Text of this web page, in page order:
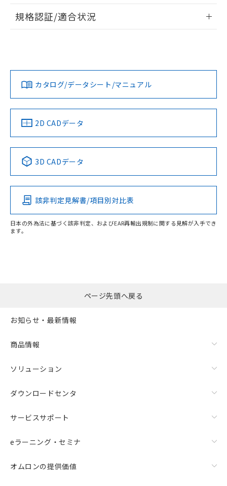
ログイン/会員登録
ダウンロードデータをご利用いただく前に、以下を必ずお読
みください。
ソフトウェアの使用条件
EU RoHS 注意事項・凡例
対応済み
中国 RoHS 注意事項・凡例
Pb Hg Cd Cr(VI)
O
この製品のRoHS/REACH対応状況ページへ
規格認証/適合状況
LR型式承認
（イギリス
船舶規格）
DNV型式承認
（ノルウェー
BV型式承認
（フランス
KR型式
（韓国
Yes No No No
この製品の規格認証/適合状況ページへ
その他の認証はこちらのページからご検索ください
カタログ/データシート/マニュアル
2D CADデータ
3D CADデータ
該非判定見解書/項目別対比表
日本の外為法に基づく該非判定、およびEAR再輸出規制に関する見解が入手でき
ます。
ページ先頭へ戻る
お知らせ・最新情報
商品情報
ソリューション
ダウンロードセンタ
サービスサポート
eラーニング・セミナ
オムロンの提供価値